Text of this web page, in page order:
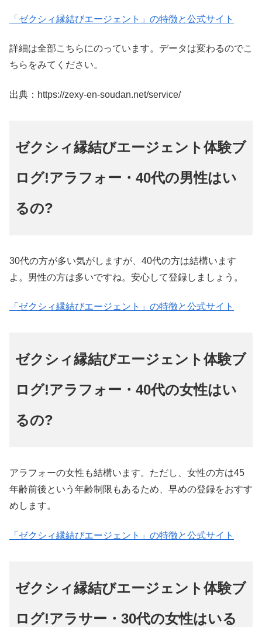
「ゼクシィ縁結びエージェント」の特徴と公式サイト
詳細は全部こちらにのっています。データは変わるのでこ
ちらをみてください。
出典：https://zexy-en-soudan.net/service/
ゼクシィ縁結びエージェント体験ブ
ログ!アラフォー・40代の男性はい
るの?
30代の方が多い気がしますが、40代の方は結構います
よ。男性の方は多いですね。安心して登録しましょう。
「ゼクシィ縁結びエージェント」の特徴と公式サイト
ゼクシィ縁結びエージェント体験ブ
ログ!アラフォー・40代の女性はい
るの?
アラフォーの女性も結構います。ただし、女性の方は45
年齢前後という年齢制限もあるため、早めの登録をおすす
めします。
「ゼクシィ縁結びエージェント」の特徴と公式サイト
ゼクシィ縁結びエージェント体験ブ
ログ!アラサー・30代の女性はいる